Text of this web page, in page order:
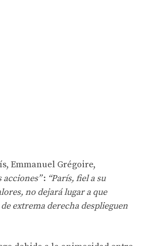
Emmanuel Grégoire,
acciones”: “París, fiel a su
no dejará lugar a que
extrema derecha desplieguen